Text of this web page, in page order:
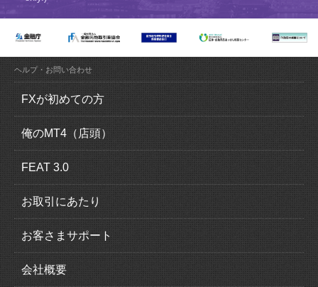
ヘルプ・お問い合わせ
FXが初めての方
FX（外国為替証拠金取引）とは？
FXの魅力とは？
ロスカットについて
追加証拠金について
スリッページについて
俺のMT4（店頭）
俺のMT4（MetaTrader4）の特徴
取引概要
FEAT 3.0
FEAT 3.0の特徴
運用感覚ガイド
取引概要
お取引にあたり
口座開設の流れ
本人確認書類
お客さまサポート
入出金について
会社概要